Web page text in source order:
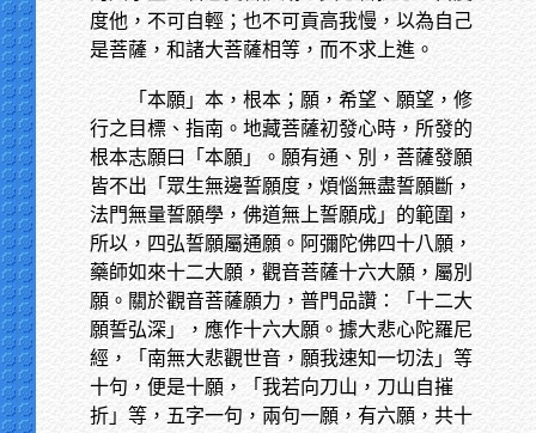
度他，不可自輕；也不可貢高我慢，以為自己
是菩薩，和諸大菩薩相等，而不求上進。
「本願」本，根本；願，希望、願望，修
行之目標、指南。地藏菩薩初發心時，所發的
根本志願曰「本願」。願有通、別，菩薩發願
皆不出「眾生無邊誓願度，煩惱無盡誓願斷，
法門無量誓願學，佛道無上誓願成」的範圍，
所以，四弘誓願屬通願。阿彌陀佛四十八願，
藥師如來十二大願，觀音菩薩十六大願，屬別
願。關於觀音菩薩願力，普門品讚：「十二大
願誓弘深」，應作十六大願。據大悲心陀羅尼
經，「南無大悲觀世音，願我速知一切法」等
十句，便是十願，「我若向刀山，刀山自摧
折」等，五字一句，兩句一願，有六願，共十